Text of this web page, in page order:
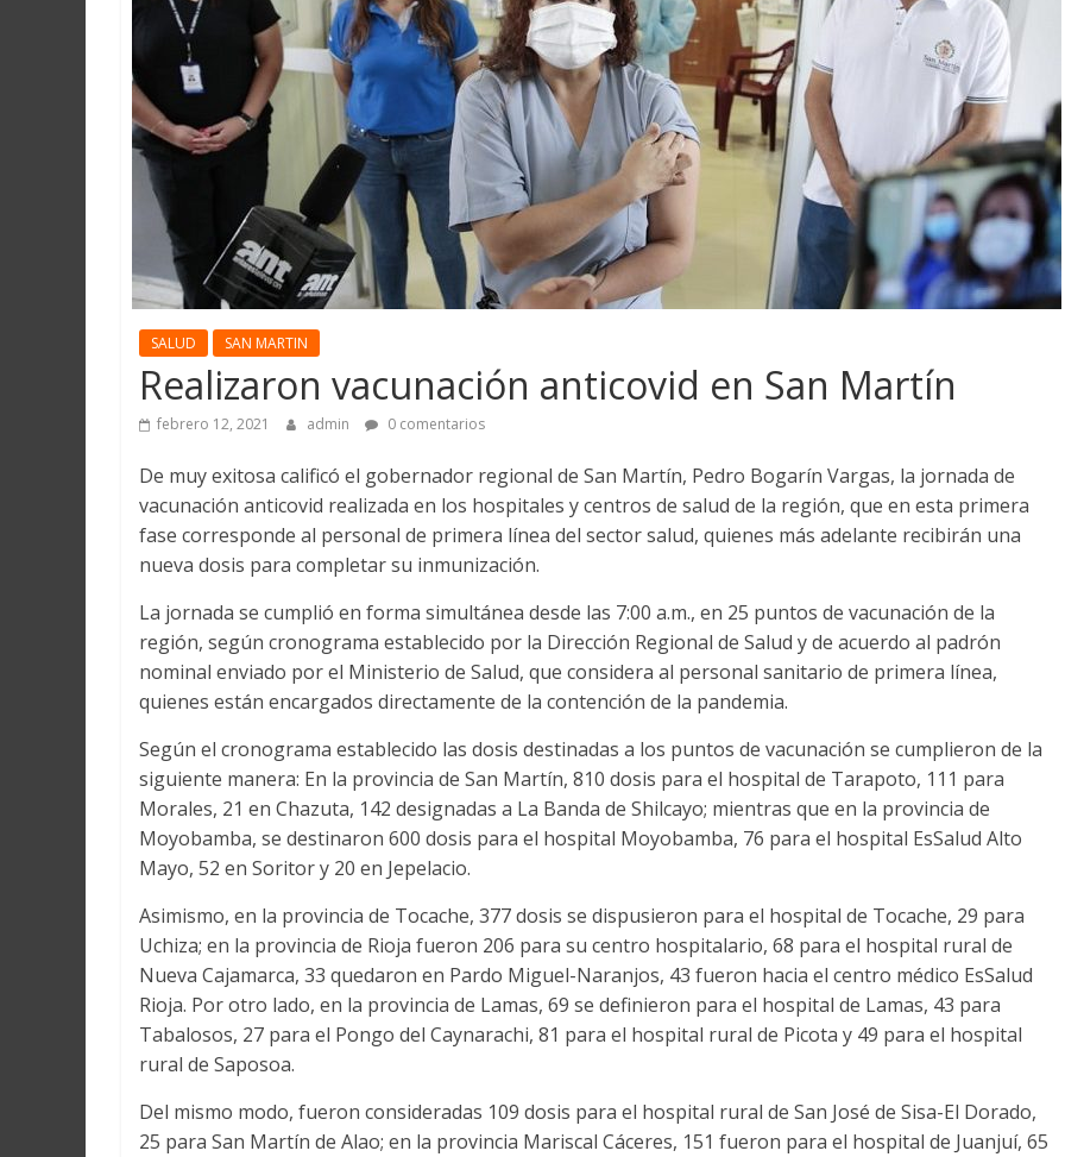
Martín
Loreto
SALUD SAN MARTIN
Realizaron vacunación anticovid en San Martín
febrero 12, 2021 admin 0 comentarios
De muy exitosa calificó el gobernador regional de San Martín, Pedro Bogarín Vargas, la jornada de
vacunación anticovid realizada en los hospitales y centros de salud de la región, que en esta primera
fase corresponde al personal de primera línea del sector salud, quienes más adelante recibirán una
nueva dosis para completar su inmunización.
La jornada se cumplió en forma simultánea desde las 7:00 a.m., en 25 puntos de vacunación de la
región, según cronograma establecido por la Dirección Regional de Salud y de acuerdo al padrón
nominal enviado por el Ministerio de Salud, que considera al personal sanitario de primera línea,
quienes están encargados directamente de la contención de la pandemia.
Según el cronograma establecido las dosis destinadas a los puntos de vacunación se cumplieron de la
siguiente manera: En la provincia de San Martín, 810 dosis para el hospital de Tarapoto, 111 para
Morales, 21 en Chazuta, 142 designadas a La Banda de Shilcayo; mientras que en la provincia de
Moyobamba, se destinaron 600 dosis para el hospital Moyobamba, 76 para el hospital EsSalud Alto
Mayo, 52 en Soritor y 20 en Jepelacio.
Asimismo, en la provincia de Tocache, 377 dosis se dispusieron para el hospital de Tocache, 29 para
Uchiza; en la provincia de Rioja fueron 206 para su centro hospitalario, 68 para el hospital rural de
Nueva Cajamarca, 33 quedaron en Pardo Miguel-Naranjos, 43 fueron hacia el centro médico EsSalud
Rioja. Por otro lado, en la provincia de Lamas, 69 se definieron para el hospital de Lamas, 43 para
Tabalosos, 27 para el Pongo del Caynarachi, 81 para el hospital rural de Picota y 49 para el hospital
rural de Saposoa.
Del mismo modo, fueron consideradas 109 dosis para el hospital rural de San José de Sisa-El Dorado,
25 para San Martín de Alao; en la provincia Mariscal Cáceres, 151 fueron para el hospital de Juanjuí, 65